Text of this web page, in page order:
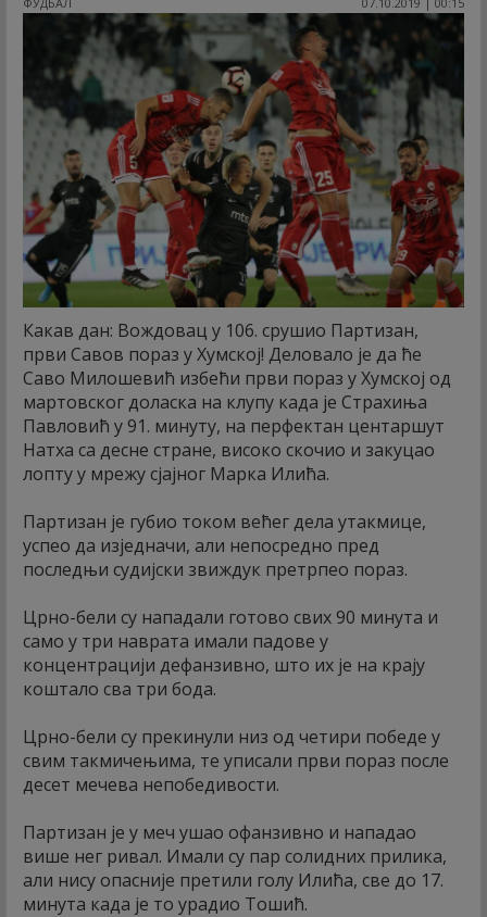
Какав дан: Вождовац у 106. срушио Партизан,
први Савов пораз у Хумској! Деловало је да ће
Саво Милошевић избећи први пораз у Хумској од
мартовског доласка на клупу када је Страхиња
Павловић у 91. минуту, на перфектан центаршут
Натха са десне стране, високо скочио и закуцао
лопту у мрежу сјајног Марка Илића.
Партизан је губио током већег дела утакмице,
успео да изједначи, али непосредно пред
последњи судијски звиждук претрпео пораз.
Црно-бели су нападали готово свих 90 минута и
само у три наврата имали падове у
концентрацији дефанзивно, што их је на крају
коштало сва три бода.
Црно-бели су прекинули низ од четири победе у
свим такмичењима, те уписали први пораз после
десет мечева непобедивости.
Партизан је у меч ушао офанзивно и нападао
више нег ривал. Имали су пар солидних прилика,
али нису опасније претили голу Илића, све до 17.
минута када је то урадио Тошић.